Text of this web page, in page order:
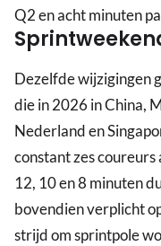
Q2 en acht minuten
Dezelfde wijzigingen
die in 2026 in China,
Nederland en
constant zes
12, 10 en 8 minuten
bovendien verplicht
strijd om sprintpole